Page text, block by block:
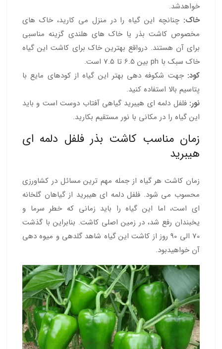
خواهدشد.
خاک: چنانچه این گیاه را در منزل می کارید، خاک های
مخصوص کاشت بذر یا خاک های هلندی گزینه مناسبی
برای آن هستند. درواقع بهترین خاک برای کاشت این گیاه
خاک سبک با ph بین 6.5 تا 7.5 است.
کود: جهت شکوفه دهی بهتر این گیاه از کودهای مایع با
پتاسیم بالا استفاده کنید.
نور: فلفل دلمه ای هیبرید گیاهی آفتاب دوست است و باید
این گیاه را در مکانی با نور مستقیم بکارید.
زمان مناسب کاشت بذر فلفل دلمه ای
هیبرید
زمان کاشت هر گیاه از جمله مهم ترین مسائل در کشاورزی
محسوب می شود. فلفل دلمه ای هیبرید از گیاهان گلخانه
ای است، اما این گیاه را باید زمانی که خطر سرما و
یخبندان رفع شد، در زمین اصلی کاشت. بنابراین با گذشت
70 الی 90 روز از کاشت این گیاه شاهد گلدهی و میوه دهی
آن خواهیدبود.